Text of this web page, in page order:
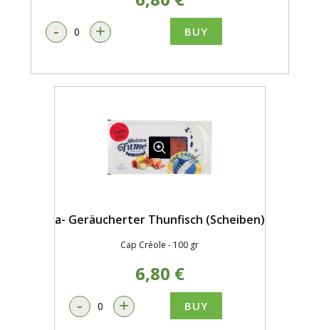
- + BUY
a- Geräucherter Thunfisch (Scheiben)
Cap Créole - 100 gr
6,80 €
- + BUY